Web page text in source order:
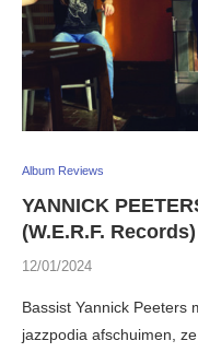
Album Reviews
YANNICK
(W.E.R.F. Records)
12/01/2024
Bassist Yannick Peeters
jazzpodia afschuimen,